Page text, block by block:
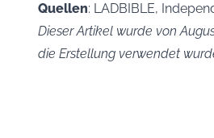
Quellen: LADBIBLE,
Dieser Artikel wurde von
die Erstellung verwendet